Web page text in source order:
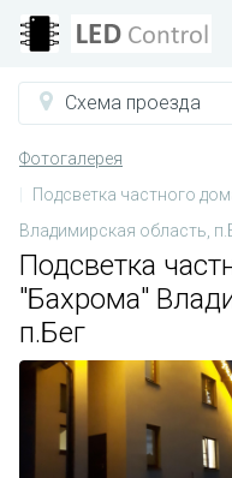
Схема проезда
Фотогалерея
Подсветка частного
Владимирская область,
Подсветка
"Бахрома"
п.Бег